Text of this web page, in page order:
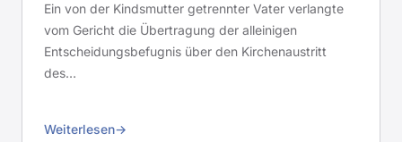
Ein von der Kindsmutter getrennter Vater verlangte
vom Gericht die Übertragung der alleinigen
Entscheidungsbefugnis über den Kirchenaustritt
des…
Weiterlesen